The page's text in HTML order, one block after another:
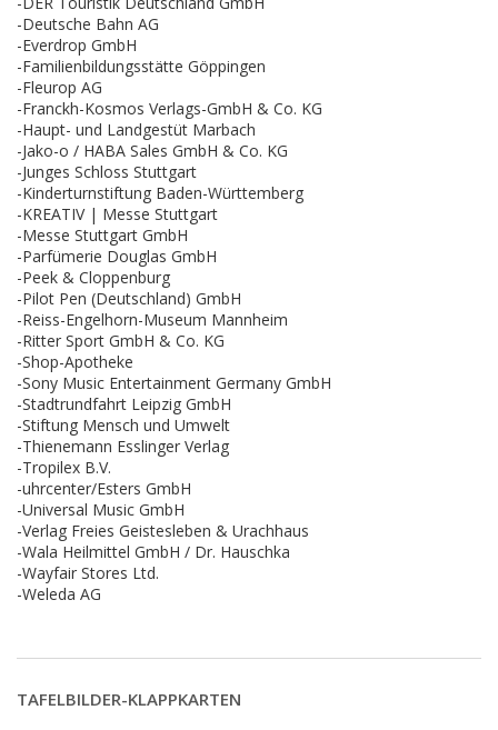
-Deutsche Bahn AG
-Everdrop GmbH
-Familienbildungsstätte Göppingen
-Fleurop AG
-Franckh-Kosmos Verlags-GmbH & Co. KG
-Haupt- und Landgestüt Marbach
-Jako-o / HABA Sales GmbH & Co. KG
-Junges Schloss Stuttgart
-Kinderturnstiftung Baden-Württemberg
-KREATIV | Messe Stuttgart
-Messe Stuttgart GmbH
-Parfümerie Douglas GmbH
-Peek & Cloppenburg
-Pilot Pen (Deutschland) GmbH
-Reiss-Engelhorn-Museum Mannheim
-Ritter Sport GmbH & Co. KG
-Shop-Apotheke
-Sony Music Entertainment Germany GmbH
-Stadtrundfahrt Leipzig GmbH
-Stiftung Mensch und Umwelt
-Thienemann Esslinger Verlag
-Tropilex B.V.
-uhrcenter/Esters GmbH
-Universal Music GmbH
-Verlag Freies Geistesleben & Urachhaus
-Wala Heilmittel GmbH / Dr. Hauschka
-Wayfair Stores Ltd.
-Weleda AG
TAFELBILDER-KLAPPKARTEN